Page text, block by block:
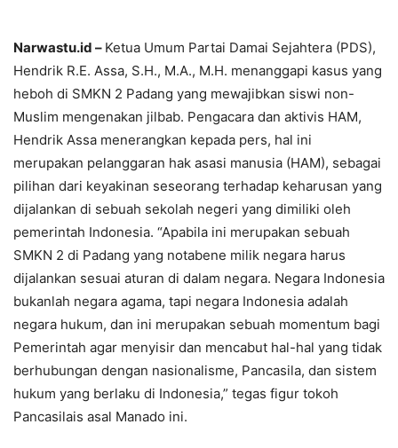
Narwastu.id – Ketua Umum Partai Damai Sejahtera (PDS),
Hendrik R.E. Assa, S.H., M.A., M.H. menanggapi kasus yang
heboh di SMKN 2 Padang yang mewajibkan siswi non-
Muslim mengenakan jilbab. Pengacara dan aktivis HAM,
Hendrik Assa menerangkan kepada pers, hal ini
merupakan pelanggaran hak asasi manusia (HAM), sebagai
pilihan dari keyakinan seseorang terhadap keharusan yang
dijalankan di sebuah sekolah negeri yang dimiliki oleh
pemerintah Indonesia. “Apabila ini merupakan sebuah
SMKN 2 di Padang yang notabene milik negara harus
dijalankan sesuai aturan di dalam negara. Negara Indonesia
bukanlah negara agama, tapi negara Indonesia adalah
negara hukum, dan ini merupakan sebuah momentum bagi
Pemerintah agar menyisir dan mencabut hal-hal yang tidak
berhubungan dengan nasionalisme, Pancasila, dan sistem
hukum yang berlaku di Indonesia,” tegas figur tokoh
Pancasilais asal Manado ini.